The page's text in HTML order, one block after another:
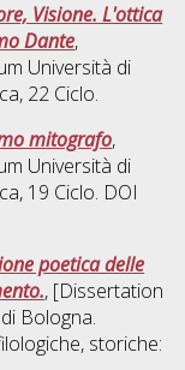
Visione. L'ottica
Dante,
Università di
, 22 Ciclo.
mitografo,
Università di
, 19 Ciclo. DOI
poetica delle
, [Dissertation
Bologna.
storiche: